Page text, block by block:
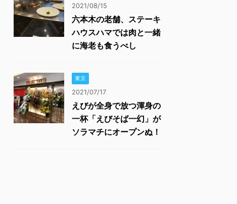
2021/08/15
六本木の老舗、ステーキ
ハウスハマでは肉と一緒
に海老も食うべし
東京
2021/07/17
えびが全身で放つ渾身の
一杯「えびそば一幻」が
ソラマチにオープンぬ！